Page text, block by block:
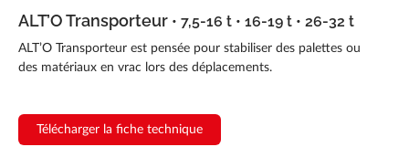
ALT’O Transporteur • 7,5-16 t • 16-19 t • 26-32 t
ALT’O Transporteur est pensée pour stabiliser des palettes ou
des matériaux en vrac lors des déplacements.
Télécharger la fiche technique